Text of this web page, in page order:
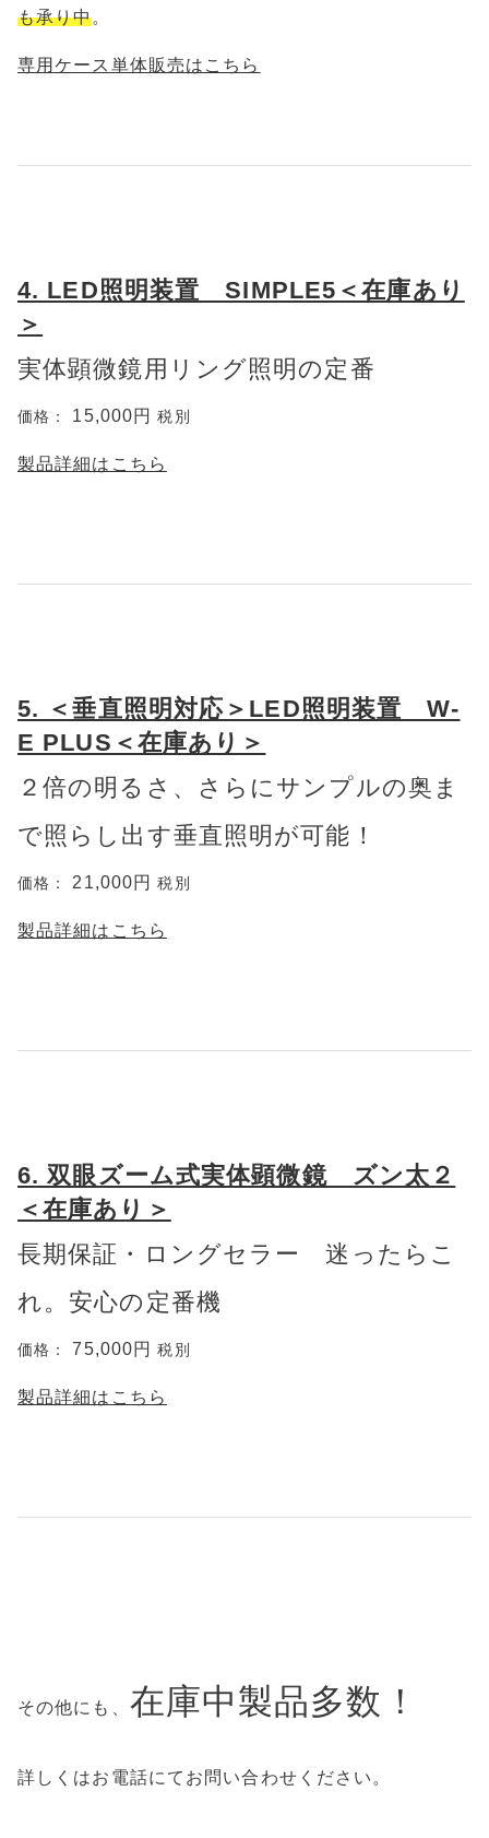
も承り中。
専用ケース単体販売はこちら
4. LED照明装置 SIMPLE5＜在庫あり
＞
実体顕微鏡用リング照明の定番
価格： 15,000円税別
製品詳細はこちら
5. ＜垂直照明対応＞LED照明装置 W-
E PLUS＜在庫あり＞
２倍の明るさ、さらにサンプルの奥ま
で照らし出す垂直照明が可能！
価格： 21,000円税別
製品詳細はこちら
6. 双眼ズーム式実体顕微鏡 ズン太２
＜在庫あり＞
長期保証・ロングセラー 迷ったらこ
れ。安心の定番機
価格： 75,000円税別
製品詳細はこちら
その他にも、 在庫中製品多数！
詳しくはお電話にてお問い合わせください。